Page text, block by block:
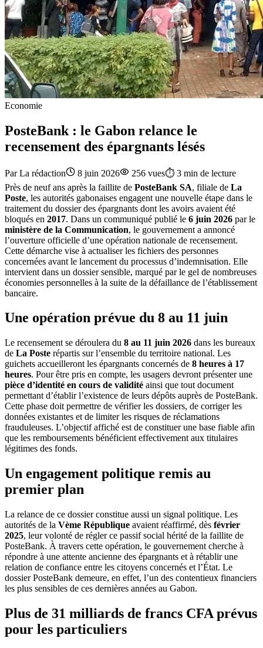
Economie
PosteBank : le Gabon relance le
recensement des épargnants lésés
ParLa rédaction 8 juin 2026 256 vues⏱️ 3 min de lecture
Près de neuf ans après la faillite de PosteBank SA, filiale de La
Poste, les autorités gabonaises engagent une nouvelle étape dans le
traitement du dossier des épargnants dont les avoirs avaient été
bloqués en 2017. Dans un communiqué publié le 6 juin 2026 par le
ministère de la Communication, le gouvernement a annoncé
l’ouverture officielle d’une opération nationale de recensement.
Cette démarche vise à actualiser les fichiers des personnes
concernées avant le lancement du processus d’indemnisation. Elle
intervient dans un dossier sensible, marqué par le gel de nombreuses
économies personnelles à la suite de la défaillance de l’établissement
bancaire.
Une opération prévue du 8 au 11 juin
Le recensement se déroulera du 8 au 11 juin 2026 dans les bureaux
de La Poste répartis sur l’ensemble du territoire national. Les
guichets accueilleront les épargnants concernés de 8 heures à 17
heures. Pour être pris en compte, les usagers devront présenter une
pièce d’identité en cours de validité ainsi que tout document
permettant d’établir l’existence de leurs dépôts auprès de PosteBank.
Cette phase doit permettre de vérifier les dossiers, de corriger les
données existantes et de limiter les risques de réclamations
frauduleuses. L’objectif affiché est de constituer une base fiable afin
que les remboursements bénéficient effectivement aux titulaires
légitimes des fonds.
Un engagement politique remis au
premier plan
La relance de ce dossier constitue aussi un signal politique. Les
autorités de la Vème République avaient réaffirmé, dès février
2025, leur volonté de régler ce passif social hérité de la faillite de
PosteBank. À travers cette opération, le gouvernement cherche à
répondre à une attente ancienne des épargnants et à rétablir une
relation de confiance entre les citoyens concernés et l’État. Le
dossier PosteBank demeure, en effet, l’un des contentieux financiers
les plus sensibles de ces dernières années au Gabon.
Plus de 31 milliards de francs CFA prévus
pour les particuliers